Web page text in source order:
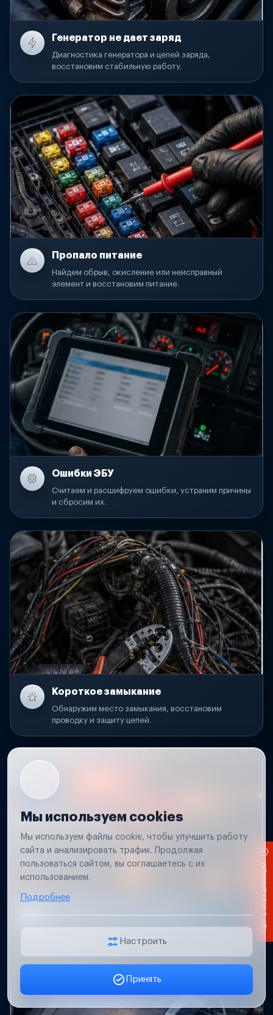
Генератор не дает заряд
Диагностика генератора и цепей заряда,
восстановим стабильную работу.
Пропало питание
Найдем обрыв, окисление или неисправный
элемент и восстановим питание.
Ошибки ЭБУ
Считаем и расшифруем ошибки, устраним причины
и сбросим их.
Короткое замыкание
Обнаружим место замыкания, восстановим
проводку и защиту цепей.
Проверим проводку и разъемы, восстановим
освещение прицепа.
Мы используем cookies
Мы используем файлы cookie, чтобы улучшить работу
сайта и анализировать трафик. Продолжая
пользоваться сайтом, вы соглашаетесь с их
использованием.
Подробнее
Настроить
Принять
Заявка онлайн
Чат с механиком